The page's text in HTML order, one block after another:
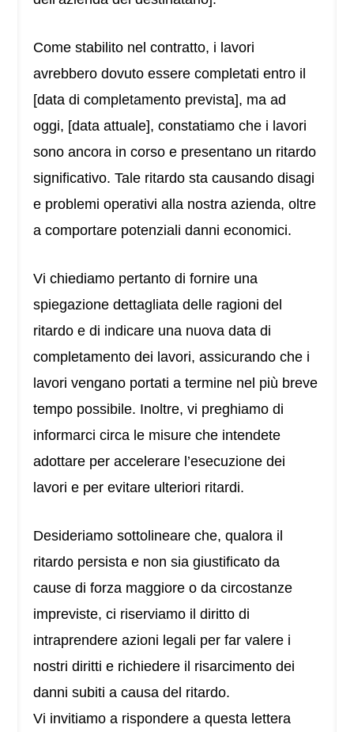
Come stabilito nel contratto, i lavori
avrebbero dovuto essere completati entro il
[data di completamento prevista], ma ad
oggi, [data attuale], constatiamo che i lavori
sono ancora in corso e presentano un ritardo
significativo. Tale ritardo sta causando disagi
e problemi operativi alla nostra azienda, oltre
a comportare potenziali danni economici.
Vi chiediamo pertanto di fornire una
spiegazione dettagliata delle ragioni del
ritardo e di indicare una nuova data di
completamento dei lavori, assicurando che i
lavori vengano portati a termine nel più breve
tempo possibile. Inoltre, vi preghiamo di
informarci circa le misure che intendete
adottare per accelerare l’esecuzione dei
lavori e per evitare ulteriori ritardi.
Desideriamo sottolineare che, qualora il
ritardo persista e non sia giustificato da
cause di forza maggiore o da circostanze
impreviste, ci riserviamo il diritto di
intraprendere azioni legali per far valere i
nostri diritti e richiedere il risarcimento dei
danni subiti a causa del ritardo.
Vi invitiamo a rispondere a questa lettera